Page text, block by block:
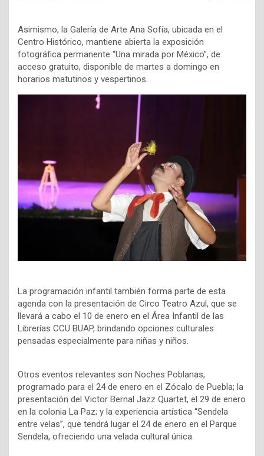
Asimismo, la Galería de Arte Ana Sofía, ubicada en el
Centro Histórico, mantiene abierta la exposición
fotográfica permanente “Una mirada por México”, de
acceso gratuito, disponible de martes a domingo en
horarios matutinos y vespertinos.
La programación infantil también forma parte de esta
agenda con la presentación de Circo Teatro Azul, que se
llevará a cabo el 10 de enero en el Área Infantil de las
Librerías CCU BUAP, brindando opciones culturales
pensadas especialmente para niñas y niños.
Otros eventos relevantes son Noches Poblanas,
programado para el 24 de enero en el Zócalo de Puebla; la
presentación del Victor Bernal Jazz Quartet, el 29 de enero
en la colonia La Paz; y la experiencia artística “Sendela
entre velas”, que tendrá lugar el 24 de enero en el Parque
Sendela, ofreciendo una velada cultural única.